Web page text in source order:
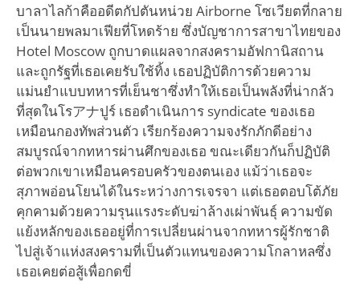
บาลาไลก้าคืออดีตกัปตันหน่วย Airborne โซเวียตที่กลาย
เป็นนายพลมาเฟียที่โหดร้าย ซึ่งบัญชาการสาขาไทยของ
Hotel Moscow ถูกบาดแผลจากสงครามอัฟกานิสถาน
และถูกรัฐที่เธอเคยรับใช้ทิ้ง เธอปฏิบัติการด้วยความ
แม่นยำแบบทหารที่เย็นชาซึ่งทำให้เธอเป็นพลังที่น่ากลัว
ที่สุดในโรアナปูร์ เธอดำเนินการ syndicate ของเธอ
เหมือนกองทัพส่วนตัว เรียกร้องความจงรักภักดีอย่าง
สมบูรณ์จากทหารผ่านศึกของเธอ ขณะเดียวกันก็ปฏิบัติ
ต่อพวกเขาเหมือนครอบครัวของตนเอง แม้ว่าเธอจะ
สุภาพอ่อนโยนได้ในระหว่างการเจรจา แต่เธอตอบโต้ภัย
คุกคามด้วยความรุนแรงระดับฆ่าล้างเผ่าพันธุ์ ความขัด
แย้งหลักของเธออยู่ที่การเปลี่ยนผ่านจากทหารผู้รักชาติ
ไปสู่เจ้าแห่งสงครามที่เป็นตัวแทนของความโกลาหลซึ่ง
เธอเคยต่อสู้เพื่อกดขี่